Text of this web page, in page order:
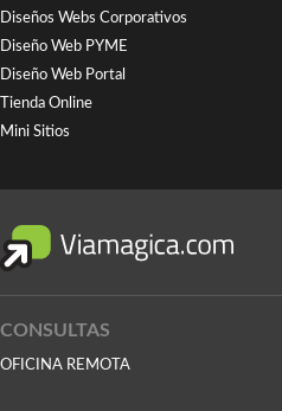
Diseños Webs Corporativos
Diseño Web PYME
Diseño Web Portal
Tienda Online
Mini Sitios
CONSULTAS
OFICINA REMOTA